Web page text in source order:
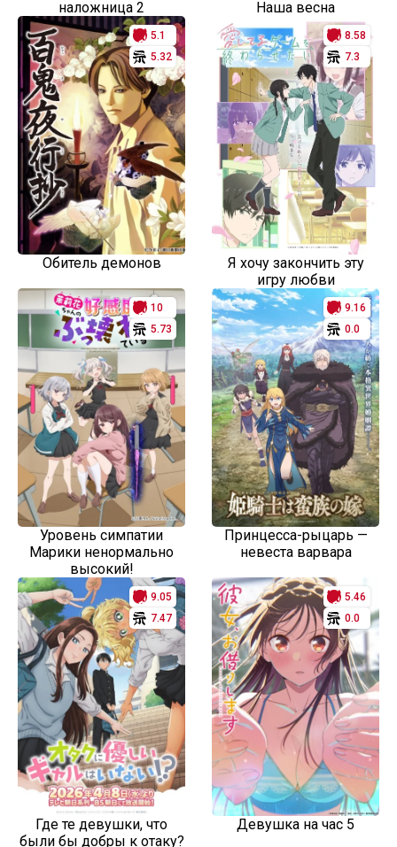
наложница 2
Наша весна
5.1
5.32
Обитель демонов
8.58
7.3
Я хочу закончить эту
игру любви
10
5.73
Уровень симпатии
Марики ненормально
высокий!
9.16
0.0
Принцесса-рыцарь —
невеста варвара
9.05
7.47
Где те девушки, что
были бы добры к отаку?
5.46
0.0
Девушка на час 5